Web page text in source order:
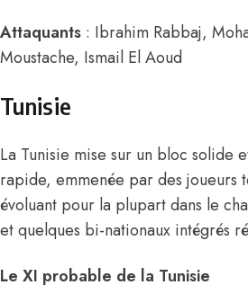
Attaquants : Ibrahim Rabbaj,
Moustache, Ismail El Aoud
Tunisie
La Tunisie mise sur un bloc solide
rapide, emmenée par des joueurs
évoluant pour la plupart dans le
et quelques bi-nationaux intégrés
Le XI probable de la Tunisie